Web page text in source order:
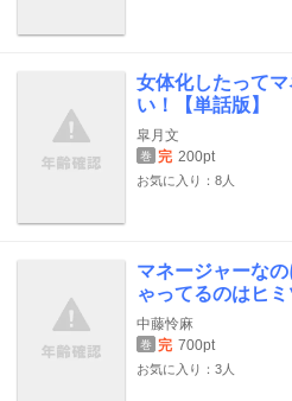
女体化したって
い！【単話版】
皐月文
巻 完 200pt
お気に入り：8人
マネージャーな
ゃってるのはヒ
中藤怜麻
巻 完 700pt
お気に入り：3人